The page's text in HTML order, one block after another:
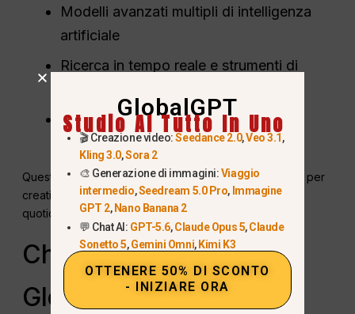
Modelli avanzati multipli di intelligenza
artificiale
Ricerca in tempo reale e strumenti di
Funzionalità creative e di produttività
ampliate
Questo rende GlobalGPT unscelta più conveniente
per
creativi, professionisti e studenti che utilizzano
quotidianamente l'intelligenza artificiale.
ChatGPT Plus vs
GlobalGPT (confronto
GlobalGPT
Studio AI Tutto In Uno
🎬 Creazione video:Seedance 2.0,Veo 3.1,
Kling 3.0,Sora 2
🎨 Generazione di immagini:Viaggio
intermedio,Seedream 5.0 Pro, Immagine
GPT 2, Nano Banana 2
💬 Chat AI: GPT-5.6,Claude Opus 5,Claude
Sonetto 5,Gemini Omni, Kimi K3
OTTENERE 50% DI SCONTO
- INIZIARE ORA